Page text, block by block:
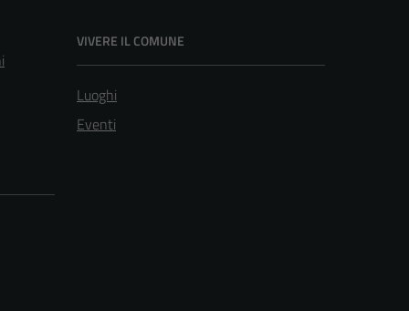
VIVERE IL COMUNE
Luoghi
Eventi